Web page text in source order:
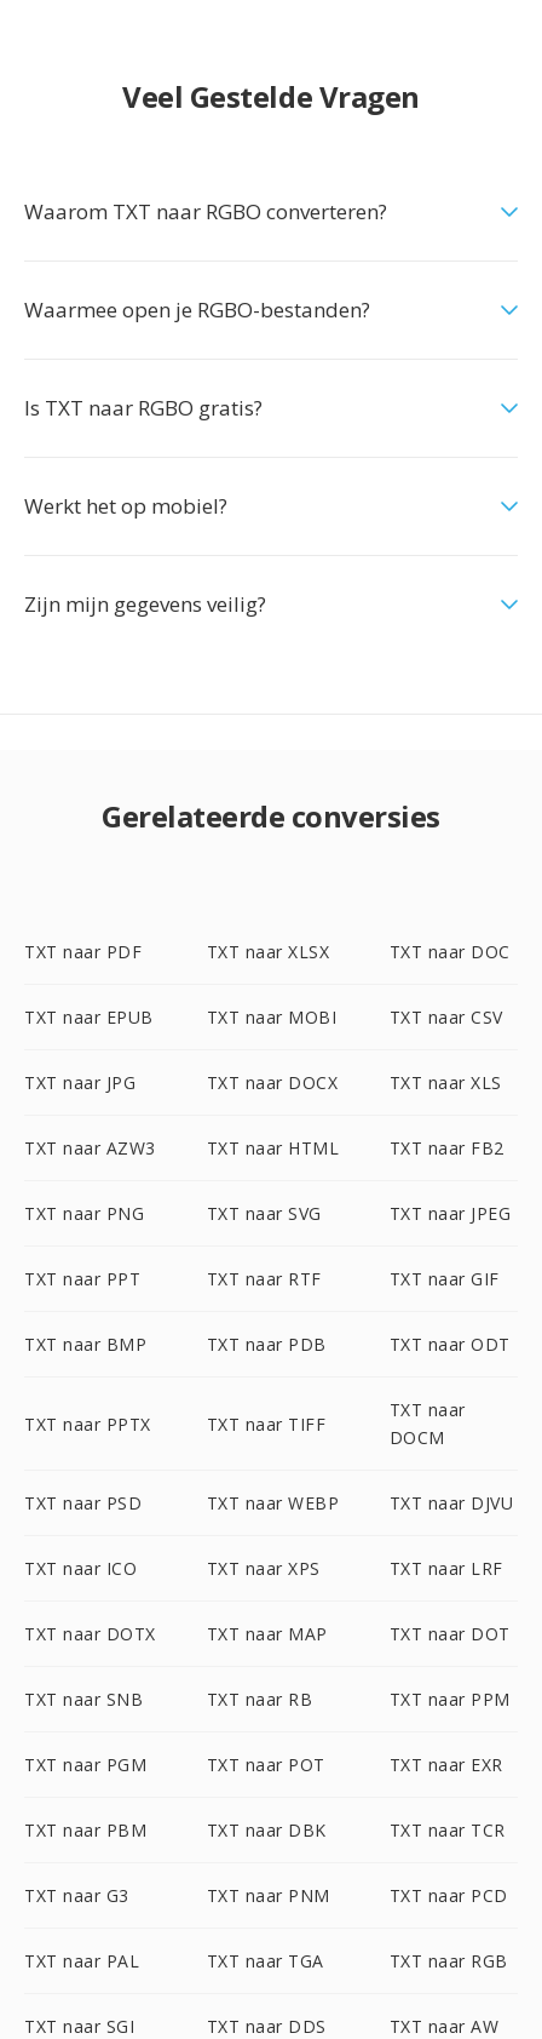
Veel Gestelde Vragen
Waarom TXT naar RGBO converteren?
Waarmee open je RGBO-bestanden?
Is TXT naar RGBO gratis?
Werkt het op mobiel?
Zijn mijn gegevens veilig?
Gerelateerde conversies
TXT naar PDF TXT naar XLSX TXT naar DOC
TXT naar EPUB TXT naar MOBI TXT naar CSV
TXT naar JPG TXT naar DOCX TXT naar XLS
TXT naar AZW3 TXT naar HTML TXT naar FB2
TXT naar PNG TXT naar SVG TXT naar JPEG
TXT naar PPT TXT naar RTF TXT naar GIF
TXT naar BMP TXT naar PDB TXT naar ODT
TXT naar PPTX TXT naar TIFF
TXT naar
DOCM
TXT naar PSD TXT naar WEBP TXT naar DJVU
TXT naar ICO TXT naar XPS TXT naar LRF
TXT naar DOTX TXT naar MAP TXT naar DOT
TXT naar SNB TXT naar RB TXT naar PPM
TXT naar PGM TXT naar POT TXT naar EXR
TXT naar PBM TXT naar DBK TXT naar TCR
TXT naar G3 TXT naar PNM TXT naar PCD
TXT naar PAL TXT naar TGA TXT naar RGB
TXT naar SGI TXT naar DDS TXT naar AW